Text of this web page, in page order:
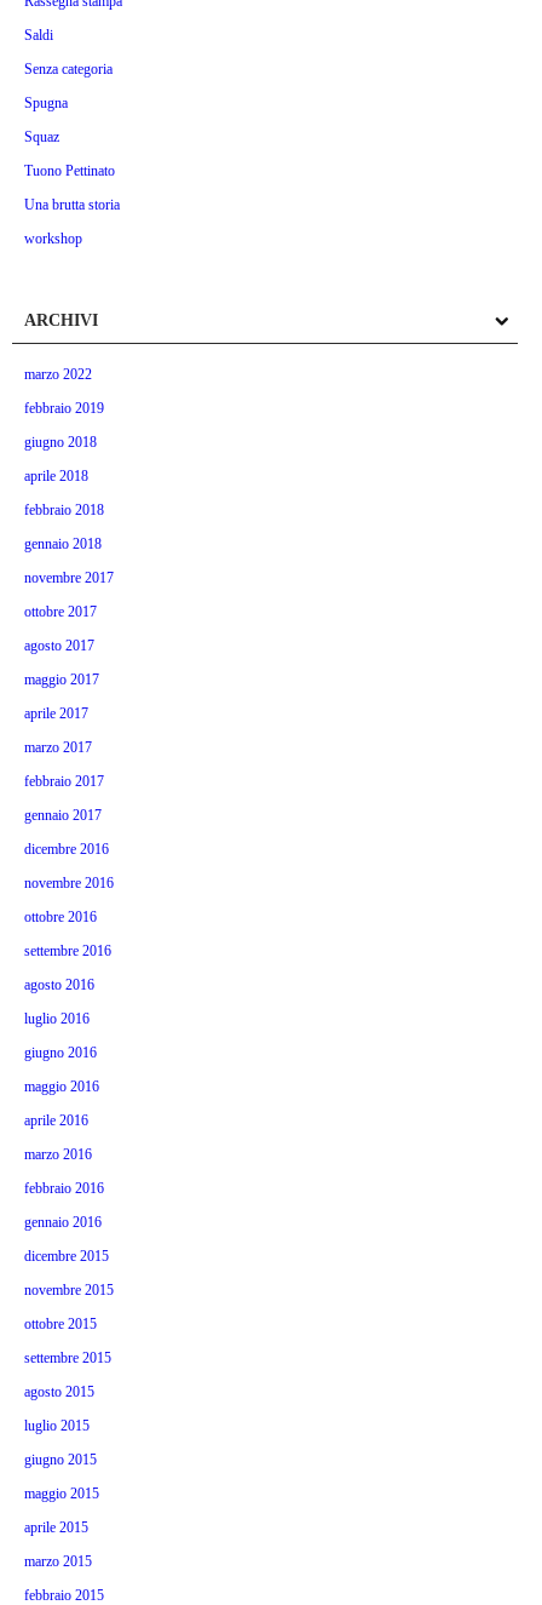
Saldi
Senza categoria
Spugna
Squaz
Tuono Pettinato
Una brutta storia
workshop
ARCHIVI
marzo 2022
febbraio 2019
giugno 2018
aprile 2018
febbraio 2018
gennaio 2018
novembre 2017
ottobre 2017
agosto 2017
maggio 2017
aprile 2017
marzo 2017
febbraio 2017
gennaio 2017
dicembre 2016
novembre 2016
ottobre 2016
settembre 2016
agosto 2016
luglio 2016
giugno 2016
maggio 2016
aprile 2016
marzo 2016
febbraio 2016
gennaio 2016
dicembre 2015
novembre 2015
ottobre 2015
settembre 2015
agosto 2015
luglio 2015
giugno 2015
maggio 2015
aprile 2015
marzo 2015
febbraio 2015